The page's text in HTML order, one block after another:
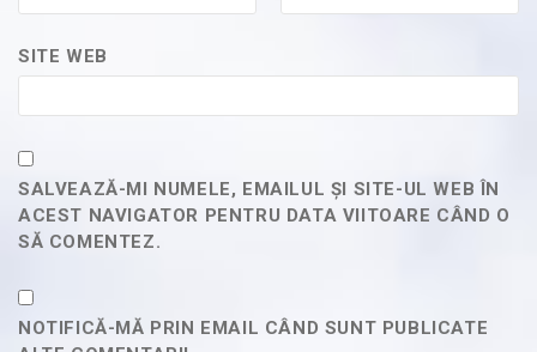
SITE WEB
SALVEAZĂ-MI NUMELE, EMAILUL ȘI SITE-UL WEB ÎN
ACEST NAVIGATOR PENTRU DATA VIITOARE CÂND O
SĂ COMENTEZ.
NOTIFICĂ-MĂ PRIN EMAIL CÂND SUNT PUBLICATE